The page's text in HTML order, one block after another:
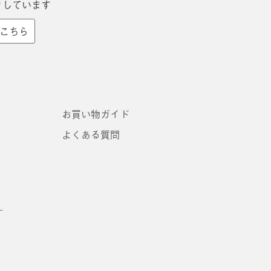
ています
ちら
お買い物ガイド
よくある質問